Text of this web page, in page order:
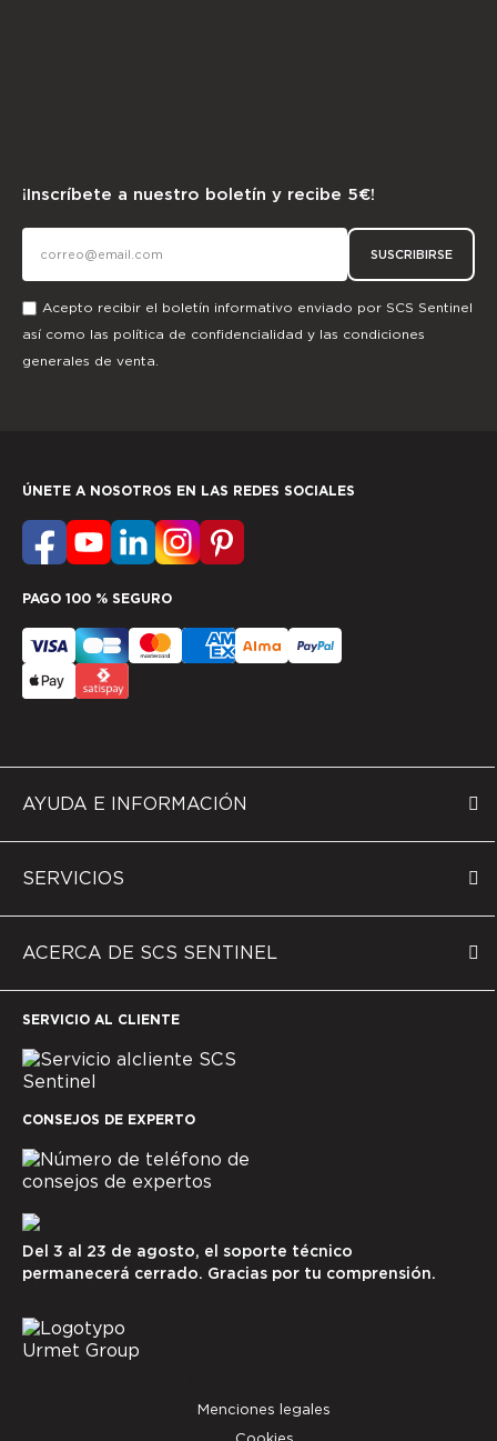
¡Inscríbete a nuestro boletín y recibe 5€!
SUSCRIBIRSE
Acepto recibir el boletín informativo enviado por SCS Sentinel
así como las política de confidencialidad y las condiciones
generales de venta.
AYUDA E INFORMACIÓN
SERVICIOS
ACERCA DE SCS SENTINEL
SERVICIO AL CLIENTE
CONSEJOS DE EXPERTO
Del 3 al 23 de agosto, el soporte técnico
permanecerá cerrado. Gracias por tu comprensión.
ÚNETE A NOSOTROS EN LAS REDES SOCIALES
PAGO 100 % SEGURO
Menciones legales